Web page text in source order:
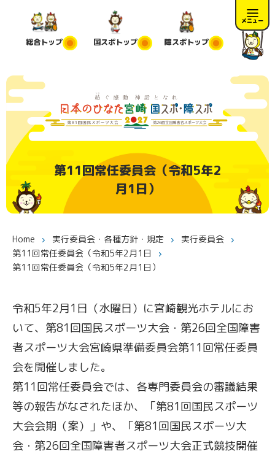
メニュー
総合トップ 国スポトップ 障スポトップ
第11回常任委員会（令和5年2
月1日）
Home 実行委員会・各種方針・規定
実行委員会
第11回常任委員会（令和5年2月1日
第11回常任委員会（令和5年2月1日）
令和5年2月1日（水曜日）に宮崎観光ホテルにお
いて、第81回国民スポーツ大会・第26回全国障害
者スポーツ大会宮崎県準備委員会第11回常任委員
会を開催しました。
第11回常任委員会では、各専門委員会の審議結果
等の報告がなされたほか、「第81回国民スポーツ
大会会期（案）」や、「第81回国民スポーツ大
会・第26回全国障害者スポーツ大会正式競技開催